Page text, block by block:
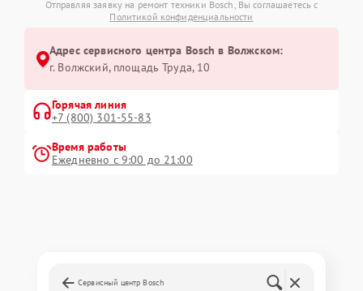
Отправляя заявку на ремонт техники Bosch, Вы соглашаетесь с
Политикой конфиденциальности
Адрес сервисного центра Bosch в Волжском:
г. Волжский, площадь Труда, 10
Горячая линия
+7 (800) 301-55-83
Время работы
Ежедневно с 9:00 до 21:00
Сервисный центр Bosch